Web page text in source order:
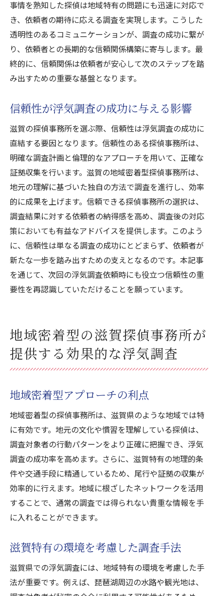
事情を熟知した探偵は地域特有の問題にも迅速に対応で
き、依頼者の期待に応える調査を実現します。こうした
透明性のあるコミュニケーションが、調査の成功に繋が
り、依頼者との長期的な信頼関係構築に寄与します。最
終的に、信頼関係は依頼者が安心して次のステップを踏
み出すための重要な基盤となります。
信頼性が浮気調査の成功に与える影響
滋賀の探偵事務所を選ぶ際、信頼性は浮気調査の成功に
直結する要因となります。信頼性のある探偵事務所は、
明確な調査計画と倫理的なアプローチを用いて、正確な
証拠収集を行います。滋賀の地域密着型探偵事務所は、
地元の理解に基づいた独自の方法で調査を進行し、効率
的に成果を上げます。信頼できる探偵事務所の選択は、
調査結果に対する依頼者の納得感を高め、調査後の対応
策においても有益なアドバイスを提供します。このよう
に、信頼性は単なる調査の成功にとどまらず、依頼者が
新たな一歩を踏み出すための支えとなるのです。本記事
を通じて、次回の浮気調査依頼時にも役立つ信頼性の重
要性を再認識していただけることを願っています。
地域密着型の滋賀探偵事務所が
提供する効果的な浮気調査
地域密着型アプローチの利点
地域密着型の探偵事務所は、滋賀県のような地域では特
に有効です。地元の文化や慣習を理解している探偵は、
調査対象者の行動パターンをより正確に把握でき、浮気
調査の成功率を高めます。さらに、滋賀特有の地理的条
件や交通手段に精通しているため、尾行や証拠の収集が
効率的に行えます。地域に根ざしたネットワークを活用
することで、通常の調査では得られない貴重な情報を手
に入れることができます。
滋賀特有の環境を考慮した調査手法
滋賀県での浮気調査には、地域特有の環境を考慮した手
法が重要です。例えば、琵琶湖周辺の水路や観光地は、